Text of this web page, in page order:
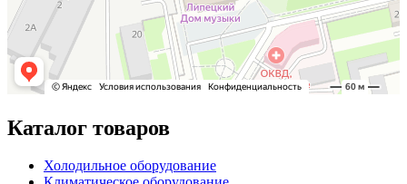
Каталог товаров
Холодильное оборудование